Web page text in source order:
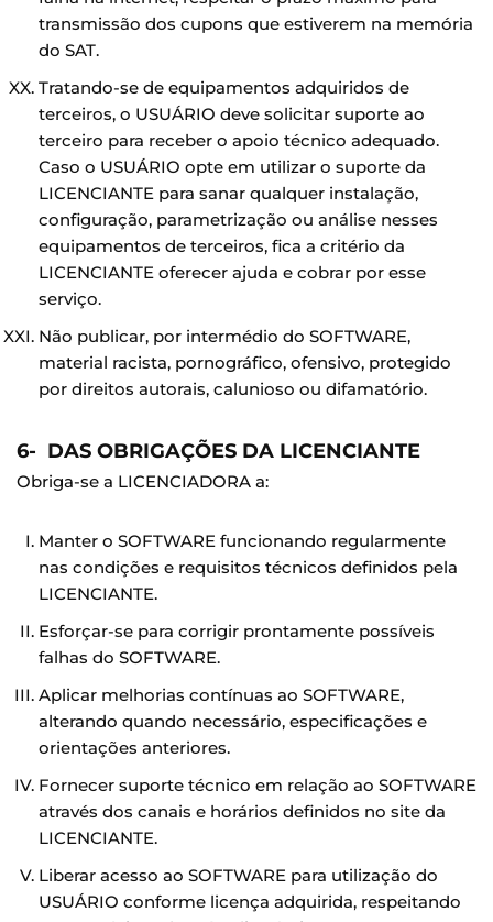
transmissão dos cupons que estiverem na memória
do SAT.
Tratando-se de equipamentos adquiridos de
terceiros, o USUÁRIO deve solicitar suporte ao
terceiro para receber o apoio técnico adequado.
Caso o USUÁRIO opte em utilizar o suporte da
LICENCIANTE para sanar qualquer instalação,
configuração, parametrização ou análise nesses
equipamentos de terceiros, fica a critério da
LICENCIANTE oferecer ajuda e cobrar por esse
serviço.
Não publicar, por intermédio do SOFTWARE,
material racista, pornográfico, ofensivo, protegido
por direitos autorais, calunioso ou difamatório.
6- DAS OBRIGAÇÕES DA LICENCIANTE
Obriga-se a LICENCIADORA a:
Manter o SOFTWARE funcionando regularmente
nas condições e requisitos técnicos definidos pela
LICENCIANTE.
Esforçar-se para corrigir prontamente possíveis
falhas do SOFTWARE.
Aplicar melhorias contínuas ao SOFTWARE,
alterando quando necessário, especificações e
orientações anteriores.
Fornecer suporte técnico em relação ao SOFTWARE
através dos canais e horários definidos no site da
LICENCIANTE.
Liberar acesso ao SOFTWARE para utilização do
USUÁRIO conforme licença adquirida, respeitando